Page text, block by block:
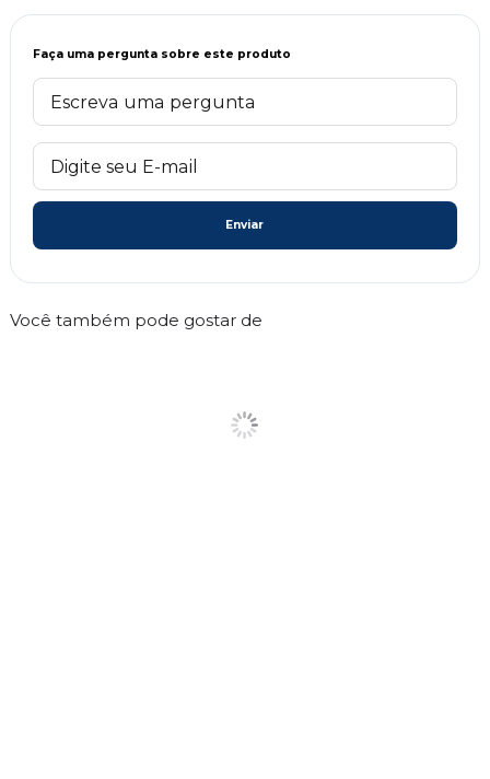
Faça uma pergunta sobre este produto
Enviar
Você também pode gostar de